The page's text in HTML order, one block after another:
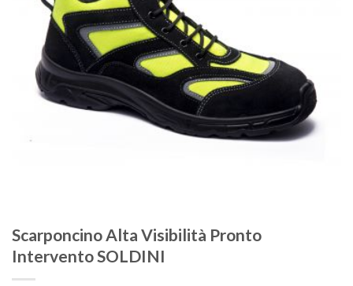
Scarponcino Alta Visibilità Pronto
Intervento SOLDINI